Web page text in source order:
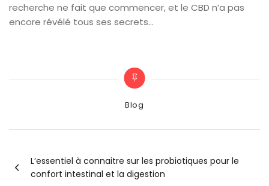
recherche ne fait que commencer, et le CBD n’a pas
encore révélé tous ses secrets…
Categories
Blog
Navigation
de
L’essentiel à connaitre sur les probiotiques pour le
confort intestinal et la digestion